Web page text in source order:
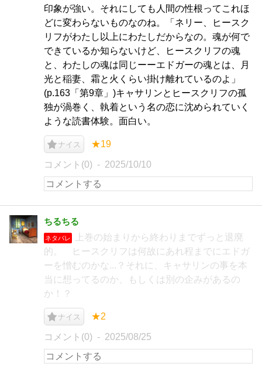
印象が強い。それにしても人間の性根ってこれほ
どに変わらないものなのね。「ネリー、ヒースク
リフがわたし以上にわたしだからなの。魂が何で
できているか知らないけど、ヒースクリフの魂
と、わたしの魂は同じーーエドガーの魂とは、月
光と稲妻、霜と火くらい掛け離れているのよ」
(p.163「第9章」)キャサリンとヒースクリフの孤
独が渦巻く、執着という名の恋に沈められていく
ような読書体験。面白い。
ナイス ★19
コメント(0) 2025/10/10
ちるちる
ネタバレ
上巻の始まりから終わりまでずっと退廃
的。 ヒースクリフは何故にあれ程までにエドガ
ーを憎むのかな...？それに、キャサリンの事を本
当に想ってるのか、もしくは別の企みがあるの
か！？
ナイス ★2
コメント(0) 2025/08/25